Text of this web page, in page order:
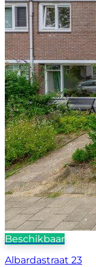
Beschikbaar
Albardastraat 23